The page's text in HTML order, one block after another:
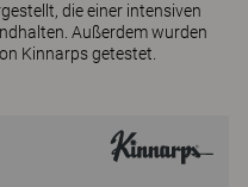
die einer intensiven
Außerdem wurden
Kinnarps getestet.